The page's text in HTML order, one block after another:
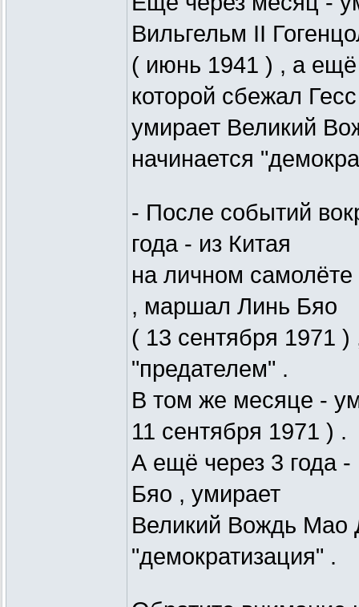
Вильгельм II
( июнь 1941 ) , а ещё
которой сбежал
умирает Великий
начинается
- После событий
года - из Китая
на личном самолёте
, маршал Линь Бяо
( 13 сентября 1971 )
"предателем" .
В том же месяце -
11 сентября 1971 ) .
А ещё через 3 года -
Бяо , умирает
Великий Вождь Мао
"демократизация" .